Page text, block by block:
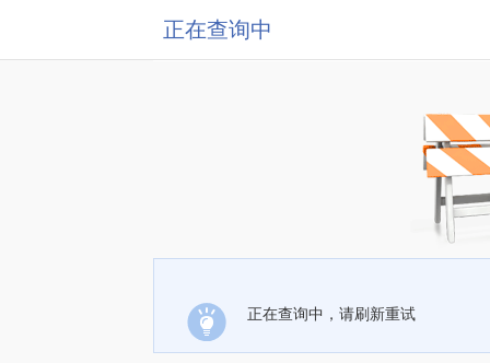
正在查询中
正在查询中，请刷新重试